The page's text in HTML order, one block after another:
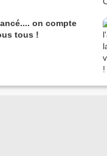
on compte
tous !